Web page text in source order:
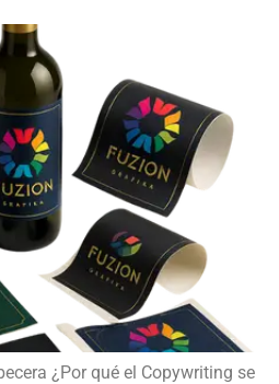
¿Por qué el Copywriting se